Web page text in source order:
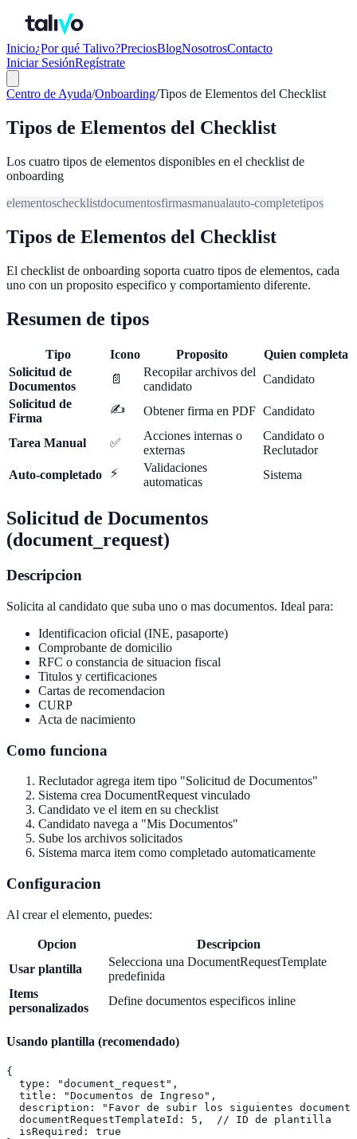
Inicio¿Por qué Talivo?PreciosBlogNosotrosContacto
Iniciar SesiónRegístrate
Centro de Ayuda/Onboarding/Tipos de Elementos del Checklist
Tipos de Elementos del Checklist
Los cuatro tipos de elementos disponibles en el checklist de
onboarding
elementoschecklistdocumentosfirmasmanualauto-completetipos
Tipos de Elementos del Checklist
El checklist de onboarding soporta cuatro tipos de elementos, cada
uno con un proposito especifico y comportamiento diferente.
Resumen de tipos
Tipo Icono Proposito
Quien completa
Solicitud de
Documentos
📄
Recopilar archivos del
candidato
Candidato
Solicitud de
Firma
✍️ Obtener firma en PDF Candidato
Tarea Manual ✅
Acciones internas o
externas
Candidato o
Reclutador
Auto-completado
⚡
Validaciones
automaticas
Sistema
Solicitud de Documentos
(document_request)
Descripcion
Solicita al candidato que suba uno o mas documentos. Ideal para:
Identificacion oficial (INE, pasaporte)
Comprobante de domicilio
RFC o constancia de situacion fiscal
Titulos y certificaciones
Cartas de recomendacion
CURP
Acta de nacimiento
Como funciona
Reclutador agrega item tipo "Solicitud de Documentos"
Sistema crea DocumentRequest vinculado
Candidato ve el item en su checklist
Candidato navega a "Mis Documentos"
Sube los archivos solicitados
Sistema marca item como completado automaticamente
Configuracion
Al crear el elemento, puedes:
Opcion
Descripcion
Usar plantilla
Selecciona una DocumentRequestTemplate
predefinida
Items
personalizados
Define documentos especificos inline
Usando plantilla (recomendado)
{
  type: "document_request",
  title: "Documentos de Ingreso",
description: "Favor de subir los siguientes
  documentRequestTemplateId: 5,  // ID de plantilla
  isRequired: true